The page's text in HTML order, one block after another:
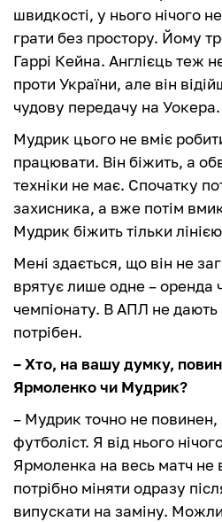
швидкості, у нього нічого
грати без простору. Йому
Гаррі Кейна. Англієць теж
проти України, але він
чудову передачу на Уокера.
Мудрик цього не вміє
працювати. Він біжить, а
техніки не має. Спочатку
захисника, а вже потім
Мудрик біжить тільки
Мені здається, що він не
врятує лише одне – оренда
чемпіонату. В АПЛ не
потрібен.
– Хто, на вашу думку,
Ярмоленко чи Мудрик?
– Мудрик точно не повинен,
футболіст. Я від нього
Ярмоленка на весь матч не
потрібно міняти одразу
випускати на заміну.